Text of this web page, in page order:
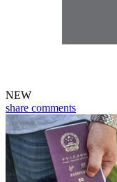
NEW
share comments